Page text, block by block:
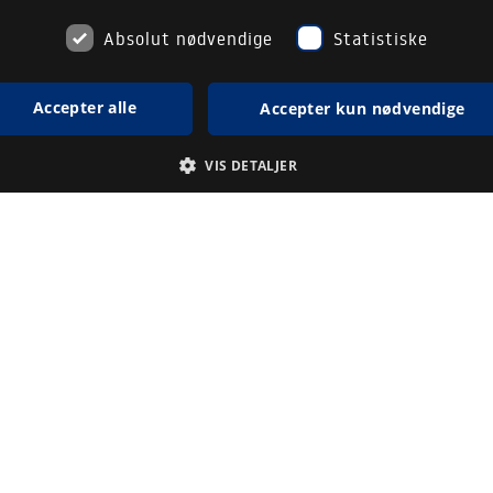
Absolut nødvendige Statistiske
Accepter alle Accepter kun nødvendige
VIS DETALJER